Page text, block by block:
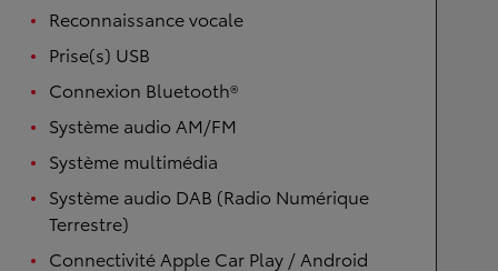
Reconnaissance vocale
Prise(s) USB
Connexion Bluetooth®
Système audio AM/FM
Système multimédia
Système audio DAB (Radio Numérique
Terrestre)
Connectivité Apple Car Play / Android